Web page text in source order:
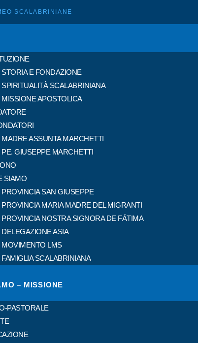
SCALABRINIANE
STORIA E FONDAZIONE
SPIRITUALITÀ SCALABRINIANA
MISSIONE APOSTOLICA
MADRE ASSUNTA MARCHETTI
PE. GIUSEPPE MARCHETTI
SIAMO
PROVINCIA SAN GIUSEPPE
PROVINCIA MARIA MADRE DEL MIGRANTI
PROVINCIA NOSTRA SIGNORA DE FÁTIMA
DELEGAZIONE ASIA
MOVIMENTO LMS
FAMIGLIA SCALABRINIANA
– MISSIONE
PASTORALE